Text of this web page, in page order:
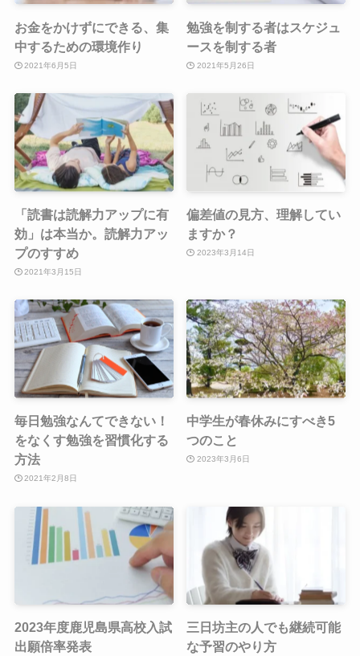
お金をかけずにできる、集
中するための環境作り
2021年6月5日
勉強を制する者はスケジュ
ースを制する者
2021年5月26日
「読書は読解力アップに有
効」は本当か。読解力アッ
プのすすめ
2021年3月15日
偏差値の見方、理解してい
ますか？
2023年3月14日
毎日勉強なんてできない！
をなくす勉強を習慣化する
方法
2021年2月8日
中学生が春休みにすべき5
つのこと
2023年3月6日
2023年度鹿児島県高校入試
出願倍率発表
三日坊主の人でも継続可能
な予習のやり方